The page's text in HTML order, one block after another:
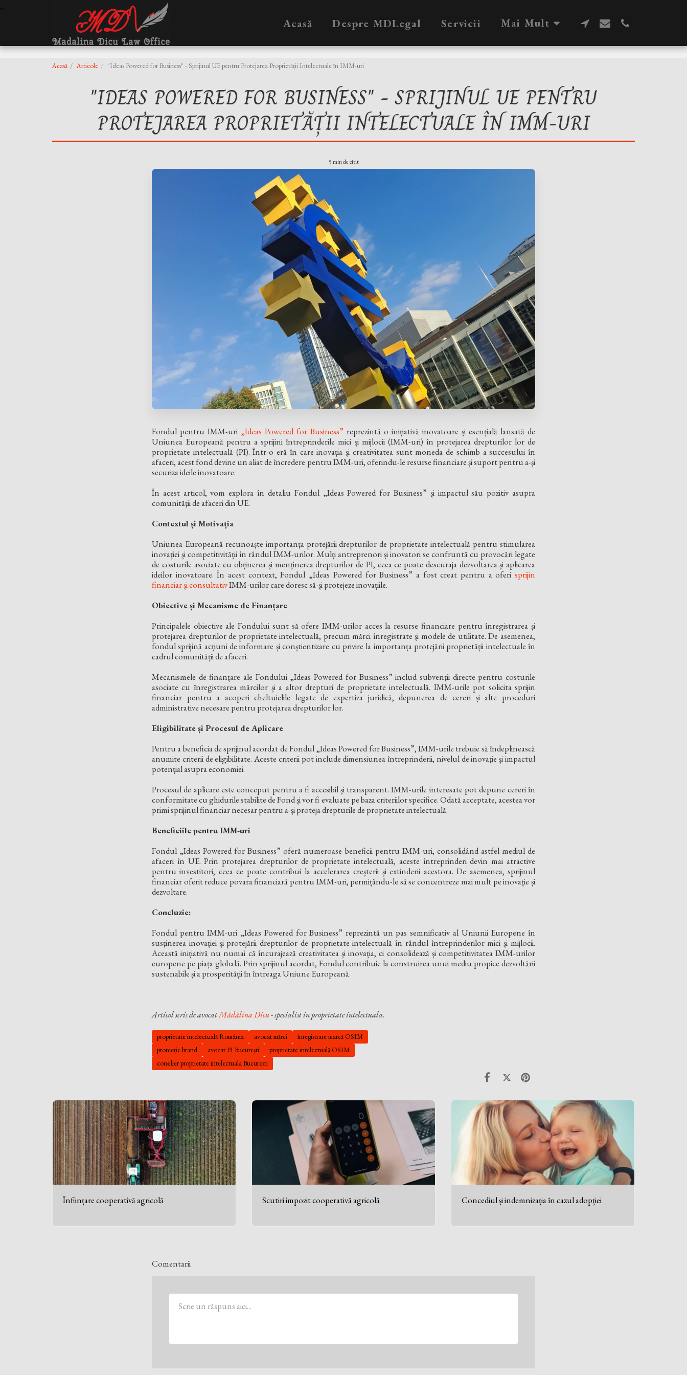
Acasă Despre MDLegal Servicii Mai Mult
Acasă Articole "Ideas Powered for Business" - Sprijinul UE pentru Protejarea Proprietății Intelectuale în IMM-uri
"IDEAS POWERED FOR BUSINESS" - SPRIJINUL UE PENTRU
PROTEJAREA PROPRIETĂȚII INTELECTUALE ÎN IMM-URI
5 min de citit
Fondul pentru IMM-uri „Ideas Powered for Business” reprezintă o inițiativă inovatoare și esențială lansată de
Uniunea Europeană pentru a sprijini întreprinderile mici și mijlocii (IMM-uri) în protejarea drepturilor lor de
proprietate intelectuală (PI). Într-o eră în care inovația și creativitatea sunt moneda de schimb a succesului în
afaceri, acest fond devine un aliat de încredere pentru IMM-uri, oferindu-le resurse financiare și suport pentru a-și
securiza ideile inovatoare.
În acest articol, vom explora în detaliu Fondul „Ideas Powered for Business” și impactul său pozitiv asupra
comunității de afaceri din UE.
Contextul și Motivația
Uniunea Europeană recunoaște importanța protejării drepturilor de proprietate intelectuală pentru stimularea
inovației și competitivității în rândul IMM-urilor. Mulți antreprenori și inovatori se confruntă cu provocări legate
de costurile asociate cu obținerea și menținerea drepturilor de PI, ceea ce poate descuraja dezvoltarea și aplicarea
ideilor inovatoare. În acest context, Fondul „Ideas Powered for Business” a fost creat pentru a oferi sprijin
financiar și consultativIMM-urilor care doresc să-și protejeze inovațiile.
Obiective și Mecanisme de Finanțare
Principalele obiective ale Fondului sunt să ofere IMM-urilor acces la resurse financiare pentru înregistrarea și
protejarea drepturilor de proprietate intelectuală, precum mărci înregistrate și modele de utilitate. De asemenea,
fondul sprijină acțiuni de informare și conștientizare cu privire la importanța protejării proprietății intelectuale în
cadrul comunității de afaceri.
Mecanismele de finanțare ale Fondului „Ideas Powered for Business” includ subvenții directe pentru costurile
asociate cu înregistrarea mărcilor și a altor drepturi de proprietate intelectuală. IMM-urile pot solicita sprijin
financiar pentru a acoperi cheltuielile legate de expertiza juridică, depunerea de cereri și alte proceduri
administrative necesare pentru protejarea drepturilor lor.
Eligibilitate și Procesul de Aplicare
Pentru a beneficia de sprijinul acordat de Fondul „Ideas Powered for Business”, IMM-urile trebuie să îndeplinească
anumite criterii de eligibilitate. Aceste criterii pot include dimensiunea întreprinderii, nivelul de inovație și impactul
potențial asupra economiei.
Procesul de aplicare este conceput pentru a fi accesibil și transparent. IMM-urile interesate pot depune cereri în
conformitate cu ghidurile stabilite de Fond și vor fi evaluate pe baza criteriilor specifice. Odată acceptate, acestea vor
primi sprijinul financiar necesar pentru a-și proteja drepturile de proprietate intelectuală.
Beneficiile pentru IMM-uri
Fondul „Ideas Powered for Business” oferă numeroase beneficii pentru IMM-uri, consolidând astfel mediul de
afaceri în UE. Prin protejarea drepturilor de proprietate intelectuală, aceste întreprinderi devin mai atractive
pentru investitori, ceea ce poate contribui la accelerarea creșterii și extinderii acestora. De asemenea, sprijinul
financiar oferit reduce povara financiară pentru IMM-uri, permițându-le să se concentreze mai mult pe inovație și
dezvoltare.
Concluzie:
Fondul pentru IMM-uri „Ideas Powered for Business” reprezintă un pas semnificativ al Uniunii Europene în
susținerea inovației și protejării drepturilor de proprietate intelectuală în rândul întreprinderilor mici și mijlocii.
Această inițiativă nu numai că încurajează creativitatea și inovația, ci consolidează și competitivitatea IMM-urilor
europene pe piața globală. Prin sprijinul acordat, Fondul contribuie la construirea unui mediu propice dezvoltării
sustenabile și a prosperității în întreaga Uniune Europeană.
Articol scris de avocatMădălina Dicu- specialist in proprietate intelectuala.
proprietate intelectuală România avocat mărci
înregistrare marcă OSIM
protecție brand
avocat PI București
proprietate intelectuală OSIM
consilier proprietate intelectuala Bucuresti
Înființare cooperativă agricolă Scutiri impozit cooperativă agricolă Concediul și indemnizația în cazul adopției
Comentarii